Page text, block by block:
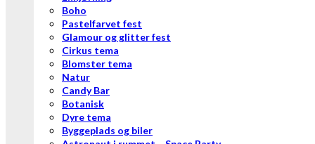
Boho
Pastelfarvet fest
Glamour og glitter fest
Cirkus tema
Blomster tema
Natur
Candy Bar
Botanisk
Dyre tema
Byggeplads og biler